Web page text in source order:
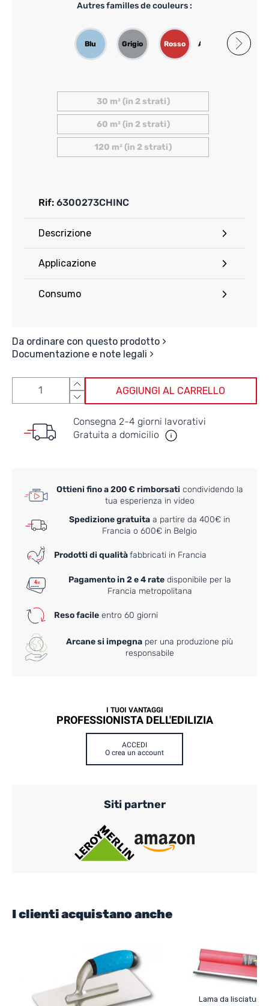
Rif: 6300273CHINC
Descrizione
Applicazione
Consumo
Da ordinare con questo prodotto
Documentazione e note legali
30 m² (in 2 strati)
60 m² (in 2 strati)
120 m² (in 2 strati)
Autres familles de couleurs :
Blu Grigio Rosso Arancione Rosa
AGGIUNGI AL CARRELLO
Consegna 2-4 giorni lavorativi
Gratuita a domicilio
Ottieni fino a 200 € rimborsati condividendo la
tua esperienza in video
Spedizione gratuita a partire da 400€ in
Francia o 600€ in Belgio
Prodotti di qualitàfabbricati in Francia
Pagamento in 2 e 4 ratedisponibile per la
Francia metropolitana
Reso facile entro 60 giorni
Arcane si impegna per una produzione più
responsabile
I TUOI VANTAGGI
PROFESSIONISTA DELL'EDILIZIA
ACCEDI
O crea un account
Siti partner
I clienti acquistano anche
Lama da lisciatura